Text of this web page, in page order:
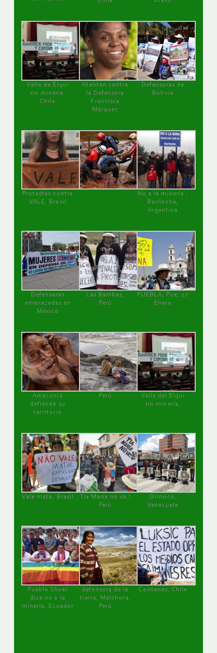
Valle de Elqui
sin minería.
Chile
Atentan contra
la Defensora
Francisca
Márquez
Defensoras de
Bolivia
Protestas contra
VALE, Brasil
No a la minería ,
Bariloche,
Argentina
Defensoras
amenazadas en
México
Las Bambas,
Perú
PUEBLA, Pue, 27
Enero
Amazonía
defiende su
territorio
Perú
Valle del Elqui
sin minería.
Vale mata, Brasil
Tía María no va !
Perú
Orinoco,
Venezuela
Pueblo Shuar
dice no a la
minería, Ecuador
defensora de la
tierra, Melchora,
Perú
Caimanes, Chile